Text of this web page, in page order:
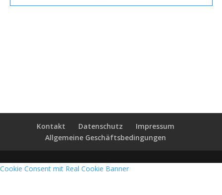
Kontakt Datenschutz
Impressum
Allgemeine Geschäftsbedingungen
Cookie Consent mit Real Cookie Banner